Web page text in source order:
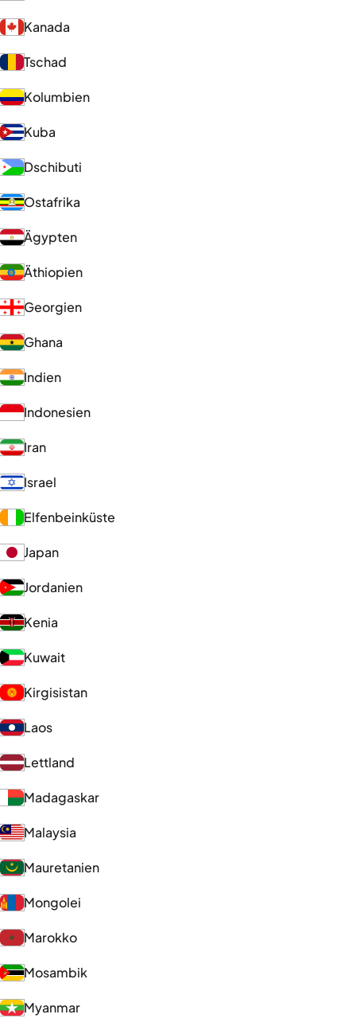
Kanada
Tschad
Kolumbien
Kuba
Dschibuti
Ostafrika
Ägypten
Äthiopien
Georgien
Ghana
Indien
Indonesien
Iran
Israel
Elfenbeinküste
Japan
Jordanien
Kenia
Kuwait
Kirgisistan
Laos
Lettland
Madagaskar
Malaysia
Mauretanien
Mongolei
Marokko
Mosambik
Myanmar